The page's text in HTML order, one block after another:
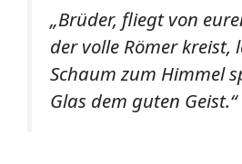
„Brüder, fliegt von
der volle Römer kreist,
Schaum zum Himmel
Glas dem guten Geist.“